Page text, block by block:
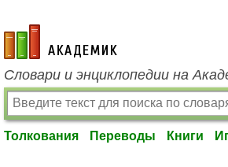
academic.ru
Словари и энциклопедии на
Толкования Переводы Книги